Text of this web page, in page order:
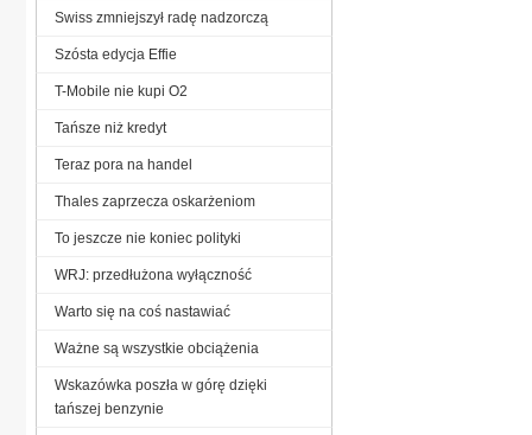
Swiss zmniejszył radę nadzorczą
Szósta edycja Effie
T-Mobile nie kupi O2
Tańsze niż kredyt
Teraz pora na handel
Thales zaprzecza oskarżeniom
To jeszcze nie koniec polityki
WRJ: przedłużona wyłączność
Warto się na coś nastawiać
Ważne są wszystkie obciążenia
Wskazówka poszła w górę dzięki
tańszej benzynie